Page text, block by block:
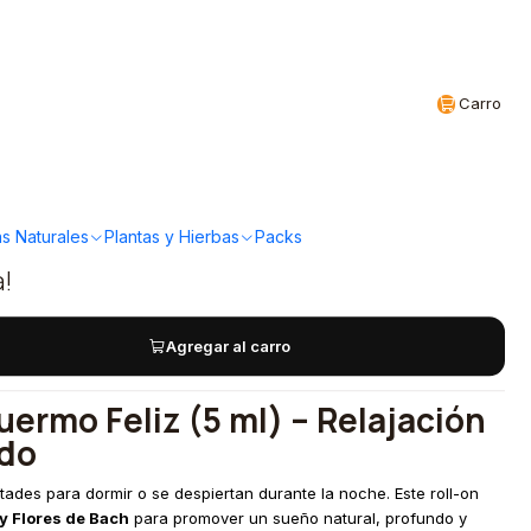
Carro
Naturales Plantas y Hierbas Packs
5ml
Agregar al carro
Feliz (5 ml) – Relajación
para dormir o se despiertan durante la noche. Este roll-on
Flores de Bach para promover un sueño natural, profundo y